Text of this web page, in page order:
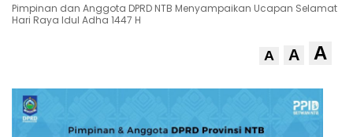
Pimpinan dan Anggota DPRD NTB Menyampaikan Ucapan Selamat
Hari Raya Idul Adha 1447 H
A A A